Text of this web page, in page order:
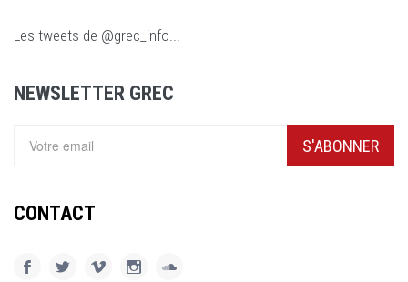
Les tweets de @grec_info...
NEWSLETTER GREC
S'ABONNER
CONTACT